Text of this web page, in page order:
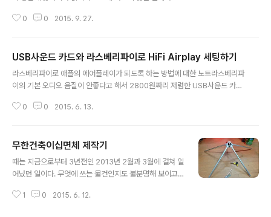
다운받아서 깔고 아래 MarlinPlotter도 다운받아서 연다.
대면서 이 모든 일이 시작되었다. 핑크색으로 된 것이 페리
데, 튜브를 롤러로 눌러 짜주는 방식이다.롤러게 세개 달린
휠에 실리콘 튜브를 감고 바깥에 케이싱을 둘러 롤러가 튜
브를 눌러 줄 수 있도록 만들어진 구조인데, 구조상 롤러가
바퀴 돌 때마다 토출되는 반죽이 세 번씩 끊기거나 가늘어
0 0 2015. 9. 27.
USB사운드 카드와 라스베리파이로 HiFi Airplay 세팅하기
라스베리파이로 애플의 에어플레이가 되도록 하는 방법에 대한 노트라스베리파
이의 기본 오디오 음질이 안좋다고 해서 2800원짜리 저렴한 USB사운드 카드
ro.com/hi-fi-audio-via-airplay-on-raspberry-pi/위 사이트대로 하면
훈을 얻음. 2. http://pi-raspberry.blogspot.de/2012/08/shairport-ra
spberry-pi.html 위 사이트에 avahi-daemon 관련 내용이 중요함. 다..
0 0 2015. 6. 13.
무한건축이십면체 제작기
때는 지금으로부터 3년전인 2013년 2월과 3월에 걸쳐 일
어났던 일이다. 무엇에 쓰는 물건인지도 불분명해 보이고
변형 이십면체( 내 아이폰 사진첩엔 무한건축이십면체라
1 0 2015. 6. 12.